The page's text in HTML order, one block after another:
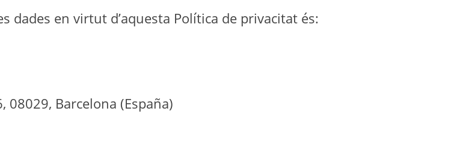
dades en virtut d’aquesta Política de privacitat és:
08029, Barcelona (España)